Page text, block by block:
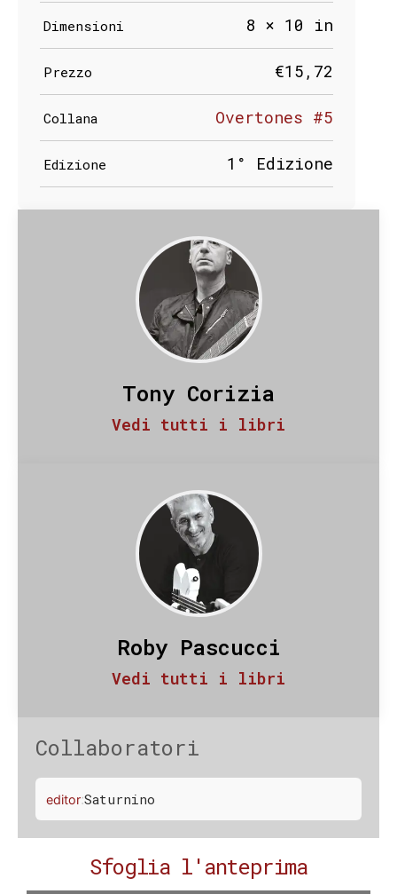
Dimensioni 8 × 10 in
Prezzo €15,72
Collana Overtones #5
Edizione 1° Edizione
Tony Corizia
Vedi tutti i libri
Roby Pascucci
Vedi tutti i libri
Collaboratori
editor:Saturnino
Sfoglia l'anteprima